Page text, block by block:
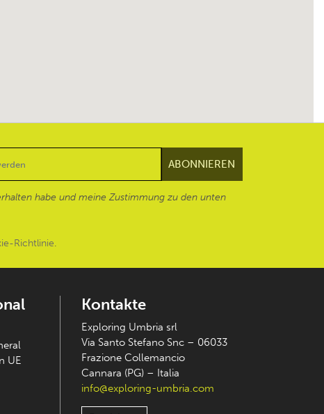
habe und meine Zustimmung zu den unten
Richtlinie.
UE
Kontakte
Exploring Umbria srl
Via Santo Stefano Snc – 06033
Frazione Collemancio
Cannara (PG) – Italia
info@exploring-umbria.com